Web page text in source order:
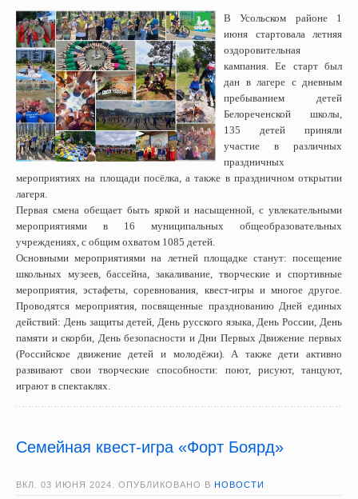
В Усольском районе 1
июня стартовала летняя
оздоровительная
кампания. Ее старт был
дан в лагере с дневным
пребыванием детей
Белореченской школы,
135 детей приняли
участие в различных
праздничных
мероприятиях на площади посёлка, а также в праздничном открытии
лагеря.
Первая смена обещает быть яркой и насыщенной, с увлекательными
мероприятиями в 16 муниципальных общеобразовательных
учреждениях, с общим охватом 1085 детей.
Основными мероприятиями на летней площадке станут: посещение
школьных музеев, бассейна, закаливание, творческие и спортивные
мероприятия, эстафеты, соревнования, квест-игры и многое другое.
Проводятся мероприятия, посвященные празднованию Дней единых
действий: День защиты детей, День русского языка, День России, День
памяти и скорби, День безопасности и Дни Первых Движение первых
(Российское движение детей и молодёжи). А также дети активно
развивают свои творческие способности: поют, рисуют, танцуют,
играют в спектаклях.
Семейная квест-игра «Форт Боярд»
ВКЛ. 03 ИЮНЯ 2024 . ОПУБЛИКОВАНО В НОВОСТИ